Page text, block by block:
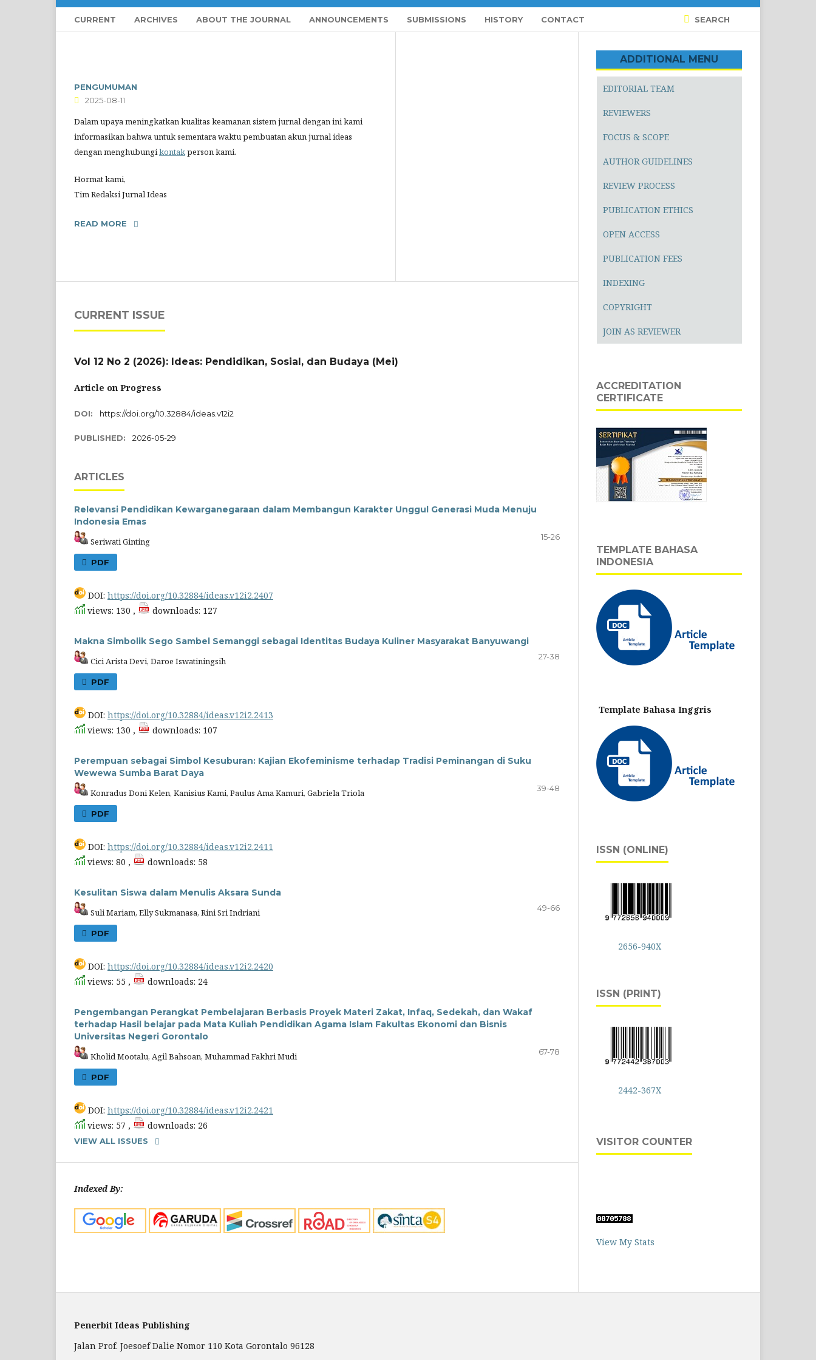
CURRENT ARCHIVES ABOUT THE JOURNAL ANNOUNCEMENTS SUBMISSIONS HISTORY CONTACT SEARCH
PENGUMUMAN
2025-08-11
Dalam upaya meningkatkan kualitas keamanan sistem jurnal dengan ini kami
informasikan bahwa untuk sementara waktu pembuatan akun jurnal ideas
dengan menghubungikontakperson kami.
Hormat kami,
Tim Redaksi Jurnal Ideas
READ MORE
CURRENT ISSUE
Vol 12 No 2 (2026): Ideas: Pendidikan, Sosial, dan Budaya (Mei)
Article on Progress
DOI: https://doi.org/10.32884/ideas.v12i2
PUBLISHED: 2026-05-29
ARTICLES
Relevansi Pendidikan Kewarganegaraan dalam Membangun Karakter Unggul Generasi Muda Menuju
Indonesia Emas
Seriwati Ginting
15-26
PDF
DOI: https://doi.org/10.32884/ideas.v12i2.2407
views: 130 ,
downloads: 127
Makna Simbolik Sego Sambel Semanggi sebagai Identitas Budaya Kuliner Masyarakat Banyuwangi
Cici Arista Devi, Daroe Iswatiningsih
27-38
PDF
DOI: https://doi.org/10.32884/ideas.v12i2.2413
views: 130 ,
downloads: 107
Perempuan sebagai Simbol Kesuburan: Kajian Ekofeminisme terhadap Tradisi Peminangan di Suku
Wewewa Sumba Barat Daya
Konradus Doni Kelen, Kanisius Kami, Paulus Ama Kamuri, Gabriela Triola
39-48
PDF
DOI: https://doi.org/10.32884/ideas.v12i2.2411
views: 80 ,
downloads: 58
Kesulitan Siswa dalam Menulis Aksara Sunda
Suli Mariam, Elly Sukmanasa, Rini Sri Indriani
49-66
PDF
DOI: https://doi.org/10.32884/ideas.v12i2.2420
views: 55 ,
downloads: 24
Pengembangan Perangkat Pembelajaran Berbasis Proyek Materi Zakat, Infaq, Sedekah, dan Wakaf
terhadap Hasil belajar pada Mata Kuliah Pendidikan Agama Islam Fakultas Ekonomi dan Bisnis
Universitas Negeri Gorontalo
Kholid Mootalu, Agil Bahsoan, Muhammad Fakhri Mudi
67-78
PDF
DOI: https://doi.org/10.32884/ideas.v12i2.2421
views: 57 ,
downloads: 26
VIEW ALL ISSUES
Indexed By:
ADDITIONAL MENU
EDITORIAL TEAM
REVIEWERS
FOCUS & SCOPE
AUTHOR GUIDELINES
REVIEW PROCESS
PUBLICATION ETHICS
OPEN ACCESS
PUBLICATION FEES
INDEXING
COPYRIGHT
JOIN AS REVIEWER
ACCREDITATION
CERTIFICATE
TEMPLATE BAHASA
INDONESIA
Template Bahasa Inggris
ISSN (ONLINE)
2656-940X
ISSN (PRINT)
2442-367X
VISITOR COUNTER
View My Stats
Penerbit Ideas Publishing
Jalan Prof. Joesoef Dalie Nomor 110 Kota Gorontalo 96128